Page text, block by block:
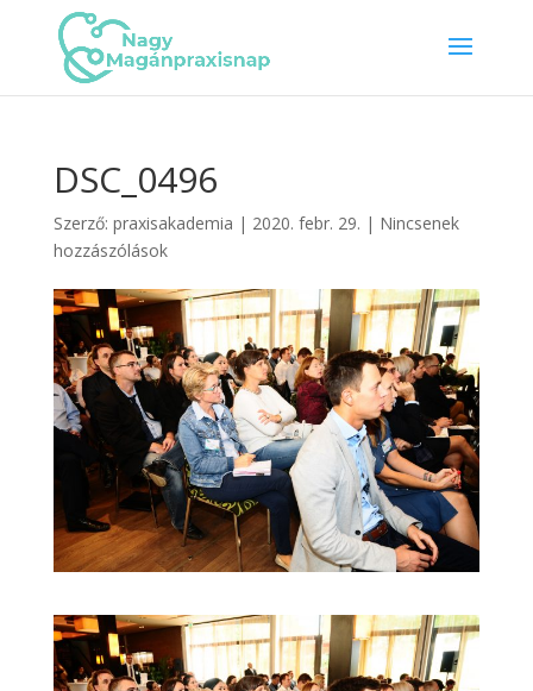
DSC_0496
Szerző: praxisakademia | 2020. febr. 29. | Nincsenek
hozzászólások